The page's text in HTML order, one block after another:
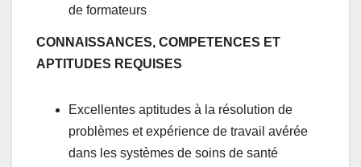
de formateurs
CONNAISSANCES, COMPETENCES ET
APTITUDES REQUISES
Excellentes aptitudes à la résolution de
problèmes et expérience de travail avérée
dans les systèmes de soins de santé